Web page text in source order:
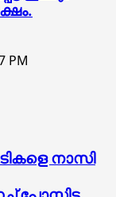
നാസി